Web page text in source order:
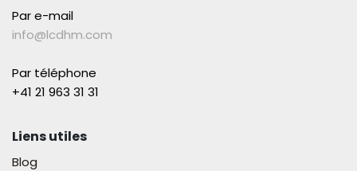
Par e-mail
info@lcdhm.com
Par téléphone
+41 21 963 31 31​
Liens utiles
Blog